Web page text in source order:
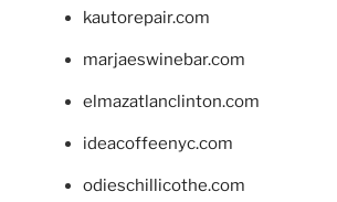
kautorepair.com
marjaeswinebar.com
elmazatlanclinton.com
ideacoffeenyc.com
odieschillicothe.com